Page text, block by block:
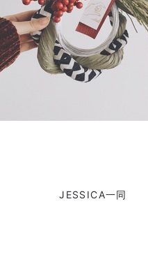
JESSICA一同